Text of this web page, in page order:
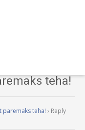
teha!
paremaks teha! › Reply